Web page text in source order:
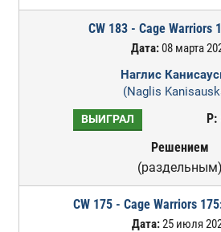
CW 183 - Cage Warriors
Дата:08 марта
Наглис
(Naglis
ВЫИГРАЛ Р:
Решением
(раздельным)
CW 175 - Cage Warriors
Дата:25 июля